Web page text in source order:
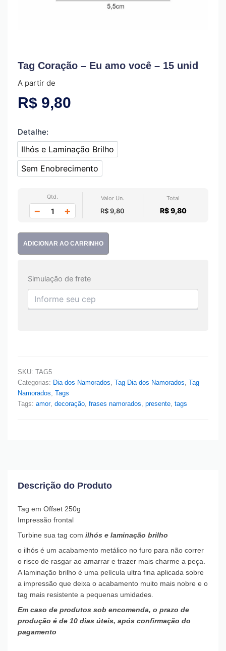
Tag Coração – Eu amo você – 15 unid
A partir de
R$ 9,80
Detalhe:
Ilhós e Laminação Brilho
Ilhós e Laminação Brilho
Sem Enobrecimento
sem enobrecimento
Qtd.
− +
Valor Un.
R$ 9,80
Total
R$ 9,80
ADICIONAR AO CARRINHO
Simulação de frete
SKU: TAG5
Categorias: Dia dos Namorados, Tag Dia dos Namorados, Tag
Namorados, Tags
Tags: amor, decoração, frases namorados, presente, tags
Descrição do Produto
Tag em Offset 250g
Impressão frontal
Turbine sua tag com ilhós e laminação brilho
o ilhós é um acabamento metálico no furo para não correr
o risco de rasgar ao amarrar e trazer mais charme a peça.
A laminação brilho é uma película ultra fina aplicada sobre
a impressão que deixa o acabamento muito mais nobre e o
tag mais resistente a pequenas umidades.
Em caso de produtos sob encomenda, o prazo de
produção é de 10 dias úteis, após confirmação do
pagamento